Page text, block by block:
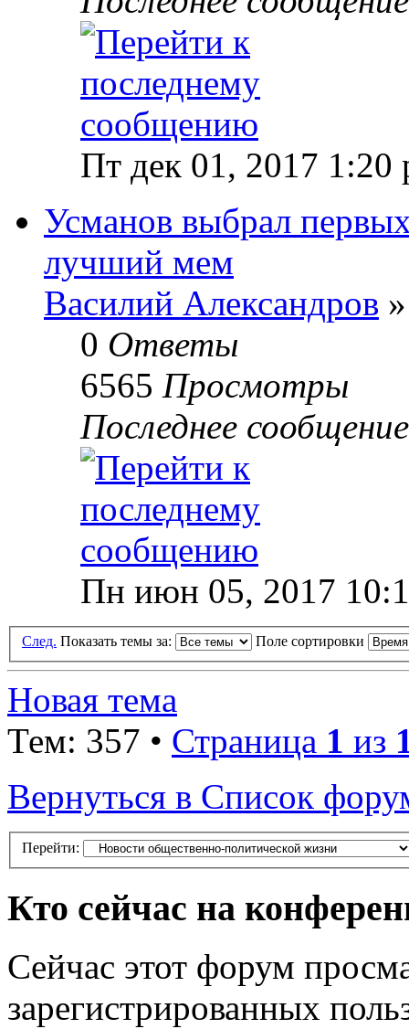
Пт дек 01, 2017 1:20
Усманов выбрал
лучший мем
Василий Александров
0 Ответы
6565 Просмотры
Последнее
Пн июн 05, 2017
След. Показать темы за: Поле сортировки
Новая тема
Тем: 357 • Страница 1 из
Вернуться в Список
Перейти:
Кто сейчас на
Сейчас этот форум
зарегистрированных